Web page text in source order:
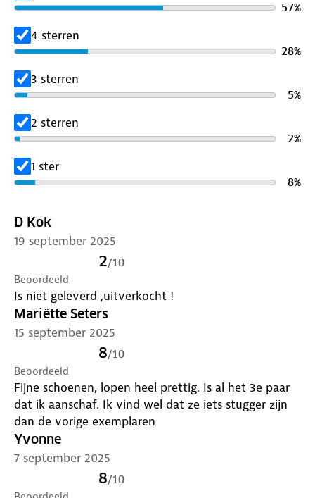
57%
4 sterren
28%
3 sterren
5%
2 sterren
2%
1 ster
8%
D Kok
19 september 2025
2/10
Beoordeeld
Is niet geleverd ,uitverkocht !
Mariëtte Seters
15 september 2025
8/10
Beoordeeld
Fijne schoenen, lopen heel prettig. Is al het 3e paar
dat ik aanschaf. Ik vind wel dat ze iets stugger zijn
dan de vorige exemplaren
Yvonne
7 september 2025
8/10